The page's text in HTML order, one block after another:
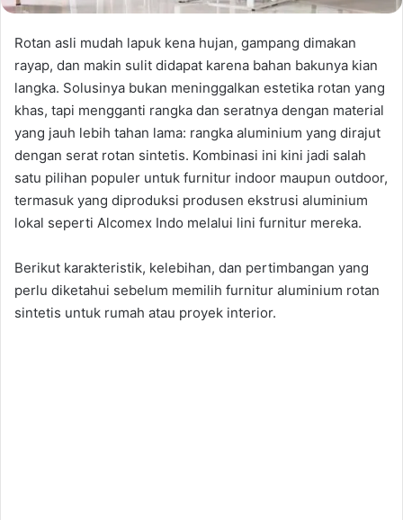
Rotan asli mudah lapuk kena hujan, gampang dimakan
rayap, dan makin sulit didapat karena bahan bakunya kian
langka. Solusinya bukan meninggalkan estetika rotan yang
khas, tapi mengganti rangka dan seratnya dengan material
yang jauh lebih tahan lama: rangka aluminium yang dirajut
dengan serat rotan sintetis. Kombinasi ini kini jadi salah
satu pilihan populer untuk furnitur indoor maupun outdoor,
termasuk yang diproduksi produsen ekstrusi aluminium
lokal seperti Alcomex Indo melalui lini furnitur mereka.
Berikut karakteristik, kelebihan, dan pertimbangan yang
perlu diketahui sebelum memilih furnitur aluminium rotan
sintetis untuk rumah atau proyek interior.